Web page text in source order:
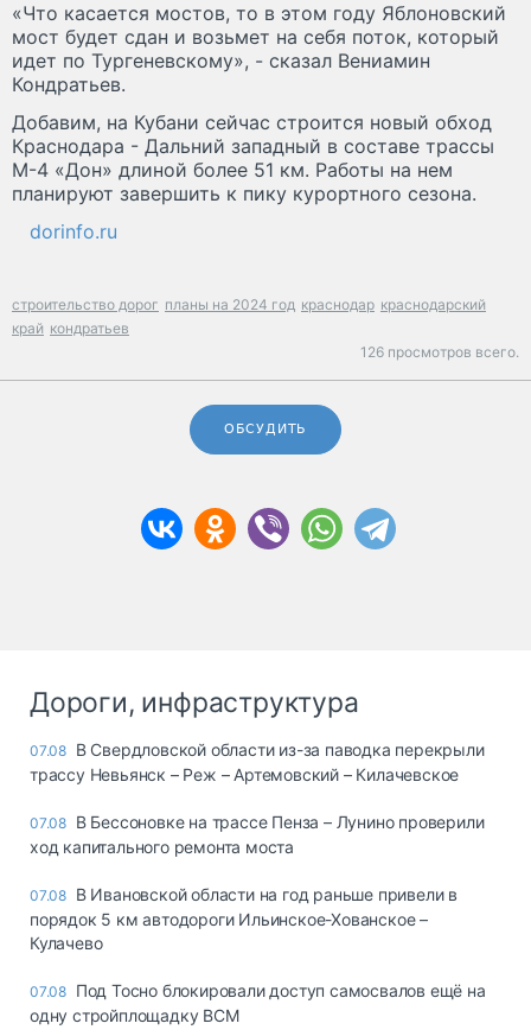
«Что касается мостов, то в этом году Яблоновский
мост будет сдан и возьмет на себя поток, который
идет по Тургеневскому», - сказал Вениамин
Кондратьев.
Добавим, на Кубани сейчас строится новый обход
Краснодара - Дальний западный в составе трассы
М-4 «Дон» длиной более 51 км. Работы на нем
планируют завершить к пику курортного сезона.
dorinfo.ru
строительство дорог планы на 2024 год краснодар краснодарский
край кондратьев
126 просмотров всего.
ОБСУДИТЬ
Дороги, инфраструктура
07.08 В Свердловской области из-за паводка перекрыли
трассу Невьянск – Реж – Артемовский – Килачевское
07.08 В Бессоновке на трассе Пенза – Лунино проверили
ход капитального ремонта моста
07.08 В Ивановской области на год раньше привели в
порядок 5 км автодороги Ильинское-Хованское –
Кулачево
07.08 Под Тосно блокировали доступ самосвалов ещё на
одну стройплощадку ВСМ